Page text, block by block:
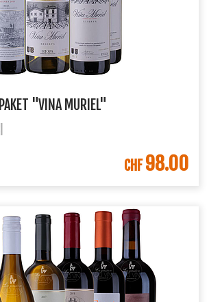
"VINA MURIEL"
IN DEN WARENKORB
CHF98.00